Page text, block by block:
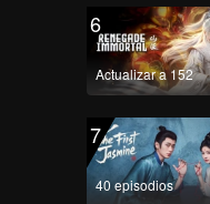
6
Actualizar a 152
7
40 episodios